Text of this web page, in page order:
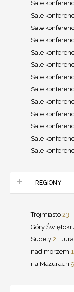
Sale
Sale
Sale
Sale
Sale
Sale
Sale
Sale
Sale
Sale
Sale
Sale
Sale
REGIONY
Trójmiasto 23
Góry
Sudety 2
nad morzem
na Mazurach